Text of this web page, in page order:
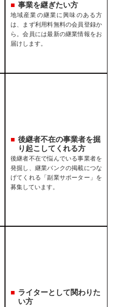
事業を継ぎたい方
地域産業の継業に興味のある方
は、まず利用料無料の会員登録か
ら。会員には最新の継業情報をお
届けします。
後継者不在の事業者を掘
り起こしてくれる方
後継者不在で悩んでいる事業者を
発掘し、継業バンクの掲載につな
げてくれる「副業サポーター」を
募集しています。
ライターとして関わりた
い方